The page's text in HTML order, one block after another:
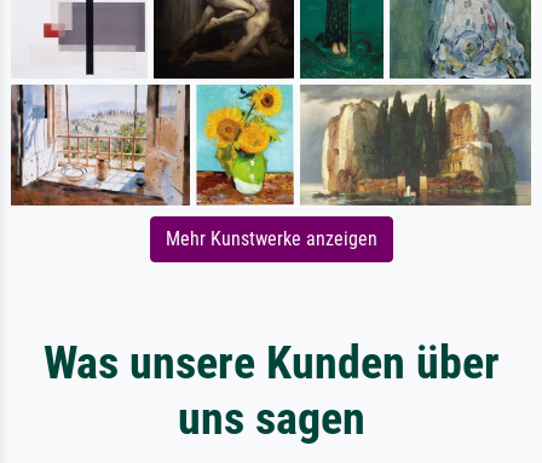
Mehr Kunstwerke anzeigen
Was unsere Kunden über
uns sagen